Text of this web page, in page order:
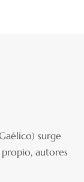
surge
autores